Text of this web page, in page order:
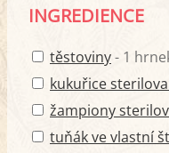
INGREDIENCE
těstoviny- 1
kukuřice
žampiony
tuňák ve vlastní